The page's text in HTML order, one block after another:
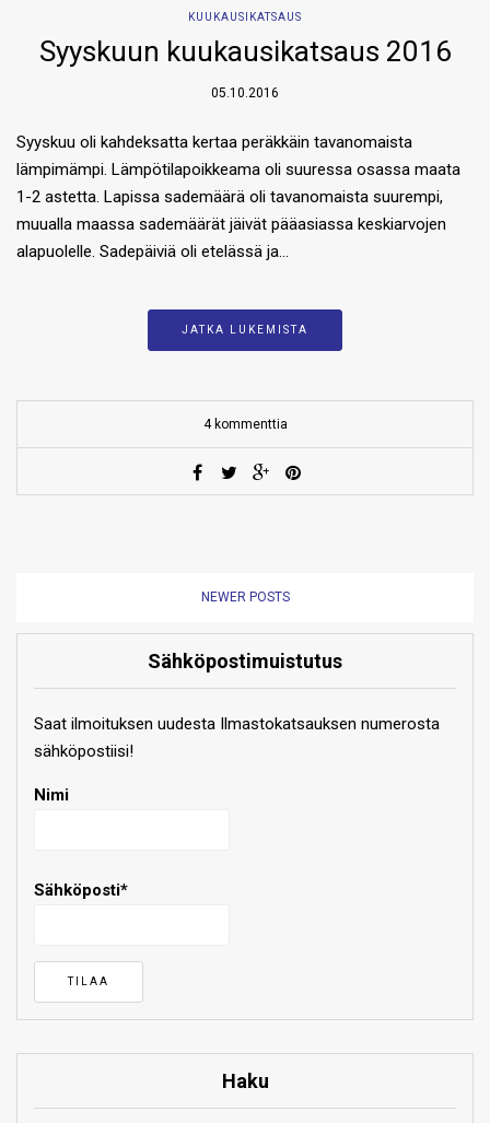
KUUKAUSIKATSAUS
Syyskuun kuukausikatsaus 2016
05.10.2016
Syyskuu oli kahdeksatta kertaa peräkkäin tavanomaista
lämpimämpi. Lämpötilapoikkeama oli suuressa osassa maata
1-2 astetta. Lapissa sademäärä oli tavanomaista suurempi,
muualla maassa sademäärät jäivät pääasiassa keskiarvojen
alapuolelle. Sadepäiviä oli etelässä ja…
JATKA LUKEMISTA
4 kommenttia
NEWER POSTS
Sähköpostimuistutus
Saat ilmoituksen uudesta Ilmastokatsauksen numerosta
sähköpostiisi!
Nimi
Sähköposti*
Haku